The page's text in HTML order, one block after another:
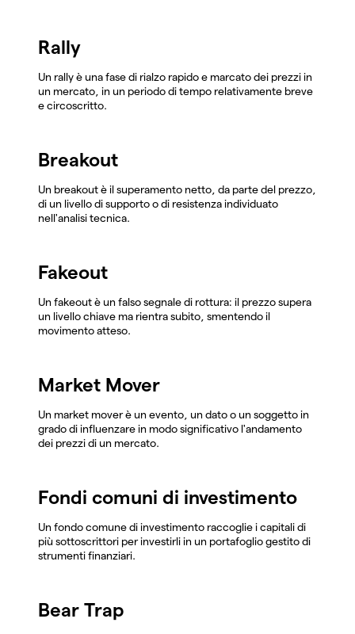
Rally
Un rally è una fase di rialzo rapido e marcato dei prezzi in
un mercato, in un periodo di tempo relativamente breve
e circoscritto.
Breakout
Un breakout è il superamento netto, da parte del prezzo,
di un livello di supporto o di resistenza individuato
nell'analisi tecnica.
Fakeout
Un fakeout è un falso segnale di rottura: il prezzo supera
un livello chiave ma rientra subito, smentendo il
movimento atteso.
Market Mover
Un market mover è un evento, un dato o un soggetto in
grado di influenzare in modo significativo l'andamento
dei prezzi di un mercato.
Fondi comuni di investimento
Un fondo comune di investimento raccoglie i capitali di
più sottoscrittori per investirli in un portafoglio gestito di
strumenti finanziari.
Bear Trap